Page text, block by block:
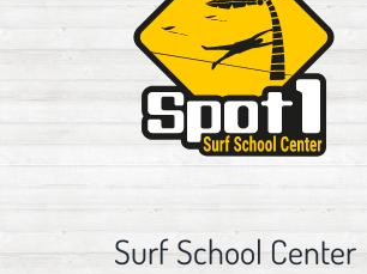
Surf School Center